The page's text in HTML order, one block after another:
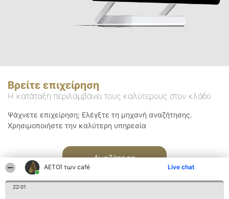
ΑΕΤΟΊ των café Live chat
22:01
Βρείτε επιχείρηση
Η κατάταξη περιλαμβάνει τους καλύτερους στον κλάδο
Ψάχνετε επιχείρηση; Ελέγξτε τη μηχανή αναζήτησης.
Χρησιμοποιήστε την καλύτερη υπηρεσία
Αναζήτηση